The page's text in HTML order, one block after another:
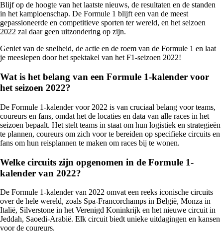
Blijf op de hoogte van het laatste nieuws, de resultaten en de standen
in het kampioenschap. De Formule 1 blijft een van de meest
gepassioneerde en competitieve sporten ter wereld, en het seizoen
2022 zal daar geen uitzondering op zijn.
Geniet van de snelheid, de actie en de roem van de Formule 1 en laat
je meeslepen door het spektakel van het F1-seizoen 2022!
Wat is het belang van een Formule 1-kalender voor
het seizoen 2022?
De Formule 1-kalender voor 2022 is van cruciaal belang voor teams,
coureurs en fans, omdat het de locaties en data van alle races in het
seizoen bepaalt. Het stelt teams in staat om hun logistiek en strategieën
te plannen, coureurs om zich voor te bereiden op specifieke circuits en
fans om hun reisplannen te maken om races bij te wonen.
Welke circuits zijn opgenomen in de Formule 1-
kalender van 2022?
De Formule 1-kalender van 2022 omvat een reeks iconische circuits
over de hele wereld, zoals Spa-Francorchamps in België, Monza in
Italië, Silverstone in het Verenigd Koninkrijk en het nieuwe circuit in
Jeddah, Saoedi-Arabië. Elk circuit biedt unieke uitdagingen en kansen
voor de coureurs.